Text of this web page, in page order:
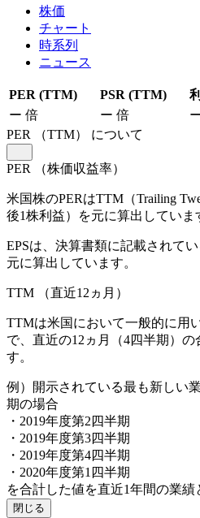
株価
チャート
時系列
ニュース
PER (TTM) PSR (TTM)
ー 倍 ー 倍
PER
（TTM） について
PER （株価収益率）
米国株のPERはTTM（Trailing
後1株利益）を元に算出していま
EPSは、決算書類に記載されて
元に算出しています。
TTM （直近12ヵ月）
TTMは米国において一般的に用
で、直近の12ヵ月（4四半期）
す。
例）開示されている最も新しい
期の場合
・2019年度第2四半期
・2019年度第3四半期
・2019年度第4四半期
・2020年度第1四半期
を合計した値を直近1年間の業績
閉じる